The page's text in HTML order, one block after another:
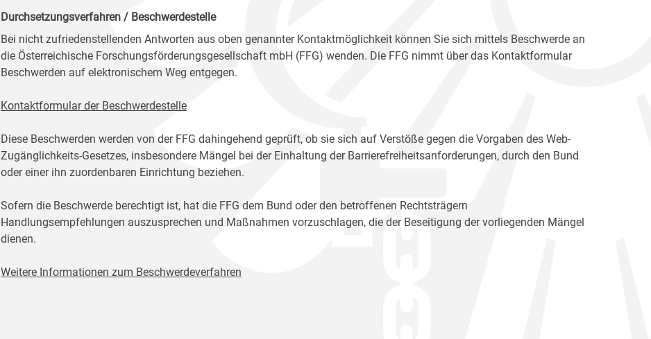
Durchsetzungsverfahren / Beschwerdestelle
Bei nicht zufriedenstellenden Antworten aus oben genannter Kontaktmöglichkeit können Sie sich mittels Beschwerde an
die Österreichische Forschungsförderungsgesellschaft mbH (FFG) wenden. Die FFG nimmt über das Kontaktformular
Beschwerden auf elektronischem Weg entgegen.
Kontaktformular der Beschwerdestelle
Diese Beschwerden werden von der FFG dahingehend geprüft, ob sie sich auf Verstöße gegen die Vorgaben des Web-
Zugänglichkeits-Gesetzes, insbesondere Mängel bei der Einhaltung der Barrierefreiheitsanforderungen, durch den Bund
oder einer ihn zuordenbaren Einrichtung beziehen.
Sofern die Beschwerde berechtigt ist, hat die FFG dem Bund oder den betroffenen Rechtsträgern
Handlungsempfehlungen auszusprechen und Maßnahmen vorzuschlagen, die der Beseitigung der vorliegenden Mängel
dienen.
Weitere Informationen zum Beschwerdeverfahren